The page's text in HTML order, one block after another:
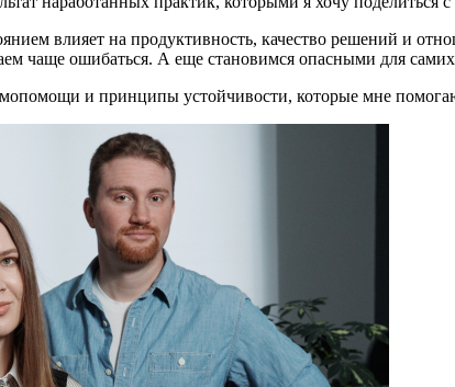
влияет на продуктивность, качество решений и
чаще ошибаться. А еще становимся опасными для самих
и принципы устойчивости, которые мне